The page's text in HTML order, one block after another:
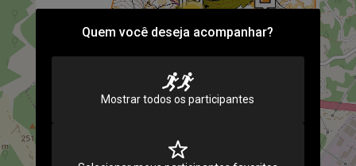
Quem você deseja acompanhar?
Mostrar todos os participantes